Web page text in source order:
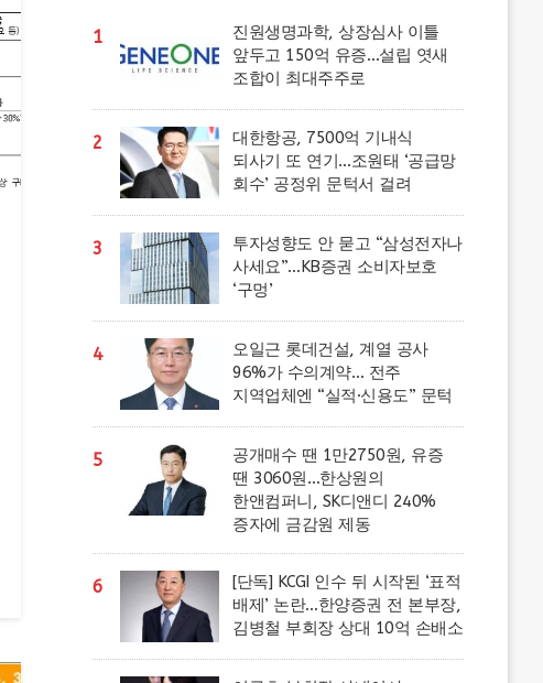
1
진원생명과학, 상장심사 이틀
앞두고 150억 유증…설립 엿새
조합이 최대주주로
2
대한항공, 7500억 기내식
되사기 또 연기…조원태 ‘공급망
회수’ 공정위 문턱서 걸려
3
투자성향도 안 묻고 “삼성전자나
사세요”…KB증권 소비자보호
‘구멍’
4
오일근 롯데건설, 계열 공사
96%가 수의계약… 전주
지역업체엔 “실적·신용도” 문턱
5
공개매수 땐 1만2750원, 유증
땐 3060원…한상원의
한앤컴퍼니, SK디앤디 240%
증자에 금감원 제동
6
[단독] KCGI 인수 뒤 시작된 ‘표적
배제’ 논란…한양증권 전 본부장,
김병철 부회장 상대 10억 손배소